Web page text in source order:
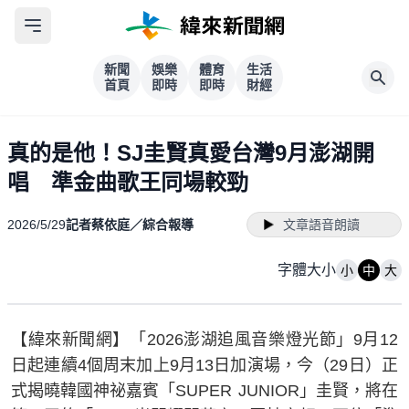
新聞
首頁
娛樂
即時
體育
即時
生活
財經
真的是他！SJ圭賢真愛台灣9月澎湖開
唱 準金曲歌王同場較勁
2026/5/29記者蔡依庭／綜合報導 文章語音朗讀
字體大小 小 中 大
【緯來新聞網】「2026澎湖追風音樂燈光節」9月12
日起連續4個周末加上9月13日加演場，今（29日）正
式揭曉韓國神祕嘉賓「SUPER JUNIOR」圭賢，將在